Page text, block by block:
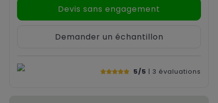
Devis sans engagement
Demander un échantillon
5/5 | 3 évaluations